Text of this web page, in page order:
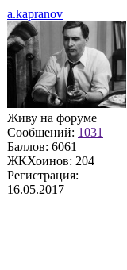
a.kapranov
Живу на форуме
Сообщений: 1031
Баллов: 6061
ЖКХоинов: 204
Регистрация:
16.05.2017